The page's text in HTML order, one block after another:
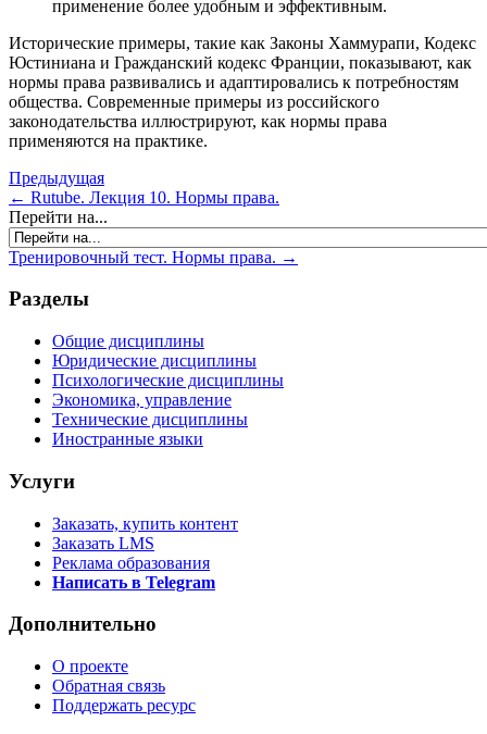
применение более удобным и эффективным.
Исторические примеры, такие как Законы Хаммурапи, Кодекс
Юстиниана и Гражданский кодекс Франции, показывают, как
нормы права развивались и адаптировались к потребностям
общества. Современные примеры из российского
законодательства иллюстрируют, как нормы права
применяются на практике.
Предыдущая
← Rutube. Лекция 10. Нормы права.
Перейти на...
Тренировочный тест. Нормы права. →
Разделы
Общие дисциплины
Юридические дисциплины
Психологические дисциплины
Экономика, управление
Технические дисциплины
Иностранные языки
Услуги
Заказать, купить контент
Заказать LMS
Реклама образования
Написать в Telegram
Дополнительно
О проекте
Обратная связь
Поддержать ресурс